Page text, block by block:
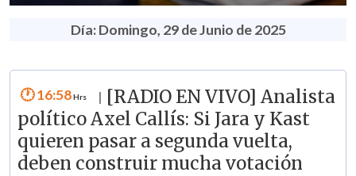
Día: Domingo, 29 de Junio de 2025
16:58
[RADIO EN VIVO] Analista
político Axel Callís: Si Jara y Kast
quieren pasar a segunda vuelta,
deben construir mucha votación